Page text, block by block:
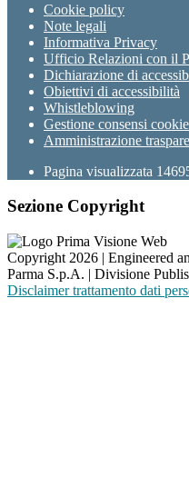
Cookie policy
Note legali
Informativa Privacy
Ufficio Relazioni con il
Dichiarazione di
Obiettivi di accessibilità
Whistleblowing
Gestione consensi cookie
Amministrazione
Pagina visualizzata
Sezione Copyright
Copyright 2026 | Engineered
Parma S.p.A. | Divisione
Disclaimer trattamento dati